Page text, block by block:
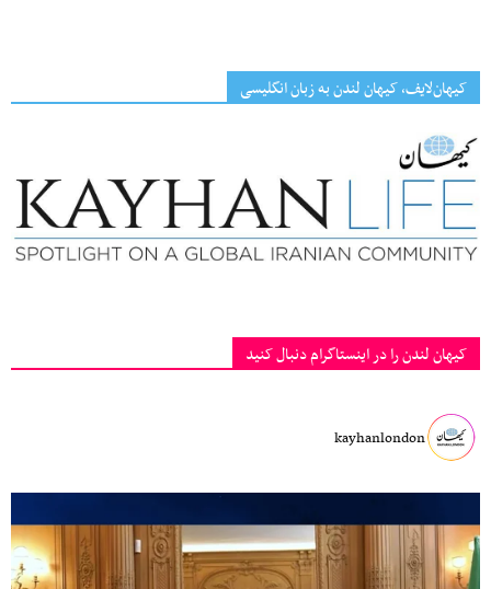
کیهان‌لایف، کیهان لندن به زبان انگلیسی
کیهان لندن را در اینستاگرام دنبال کنید
kayhanlondon